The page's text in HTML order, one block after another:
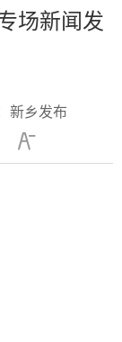
场新闻发
新乡发布